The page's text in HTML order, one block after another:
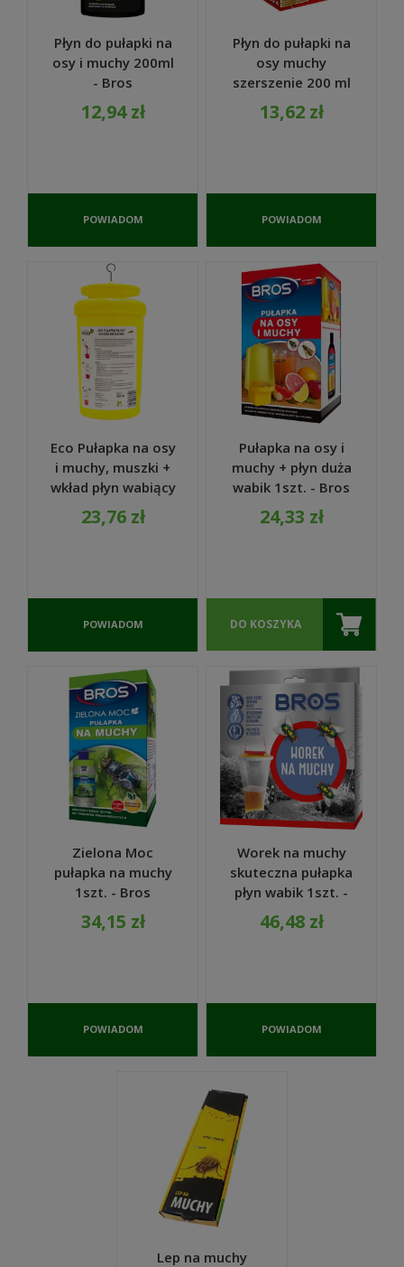
Płyn do pułapki na
osy i muchy 200ml
- Bros
12,94 zł
POWIADOM
DOSTĘPNOŚCI
Płyn do pułapki na
osy muchy
szerszenie 200 ml
- Arox
13,62 zł
POWIADOM
DOSTĘPNOŚCI
Eco Pułapka na osy
i muchy, muszki +
wkład płyn wabiący
200 ml - VACO
23,76 zł
POWIADOM
DOSTĘPNOŚCI
Pułapka na osy i
muchy + płyn duża
wabik 1szt. - Bros
24,33 zł
DO KOSZYKA
Zielona Moc
pułapka na muchy
1szt. - Bros
34,15 zł
POWIADOM
DOSTĘPNOŚCI
Worek na muchy
skuteczna pułapka
płyn wabik 1szt. -
Bros
46,48 zł
POWIADOM
DOSTĘPNOŚCI
Lep na muchy